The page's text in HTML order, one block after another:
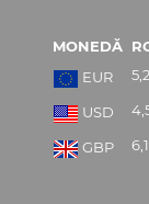
MONEDĂ
EUR
USD
GBP